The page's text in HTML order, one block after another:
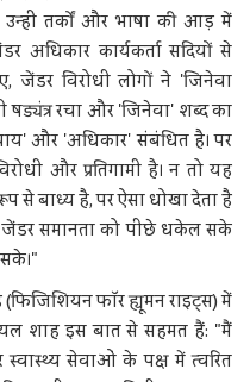
तर्कों और भाषा की आड़ में
अधिकार कार्यकर्ता सदियों से
विरोधी लोगों ने 'जिनेवा
रचा और 'जिनेवा' शब्द का
और 'अधिकार' संबंधित है। पर
और प्रतिगामी है। न तो यह
से बाध्य है, पर ऐसा धोखा देता है
जेंडर समानता को पीछे धकेल सके
फॉर ह्यूमन राइट्स) में
शाह इस बात से सहमत हैं: "मैं
स्वास्थ्य सेवाओं के पक्ष में त्वरित